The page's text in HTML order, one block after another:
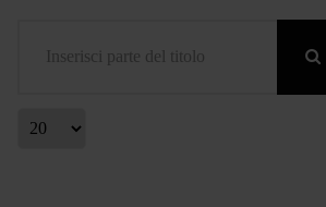
Visualizza #